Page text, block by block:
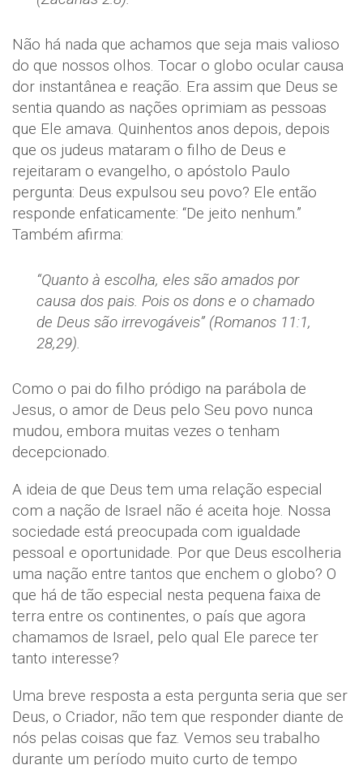
Não há nada que achamos que seja mais valioso
do que nossos olhos. Tocar o globo ocular causa
dor instantânea e reação. Era assim que Deus se
sentia quando as nações oprimiam as pessoas
que Ele amava. Quinhentos anos depois, depois
que os judeus mataram o filho de Deus e
rejeitaram o evangelho, o apóstolo Paulo
pergunta: Deus expulsou seu povo? Ele então
responde enfaticamente: “De jeito nenhum.”
Também afirma:
“Quanto à escolha, eles são amados por
causa dos pais. Pois os dons e o chamado
de Deus são irrevogáveis” (Romanos 11:1,
28,29).
Como o pai do filho pródigo na parábola de
Jesus, o amor de Deus pelo Seu povo nunca
mudou, embora muitas vezes o tenham
decepcionado.
A ideia de que Deus tem uma relação especial
com a nação de Israel não é aceita hoje. Nossa
sociedade está preocupada com igualdade
pessoal e oportunidade. Por que Deus escolheria
uma nação entre tantos que enchem o globo? O
que há de tão especial nesta pequena faixa de
terra entre os continentes, o país que agora
chamamos de Israel, pelo qual Ele parece ter
tanto interesse?
Uma breve resposta a esta pergunta seria que ser
Deus, o Criador, não tem que responder diante de
nós pelas coisas que faz. Vemos seu trabalho
durante um período muito curto de tempo